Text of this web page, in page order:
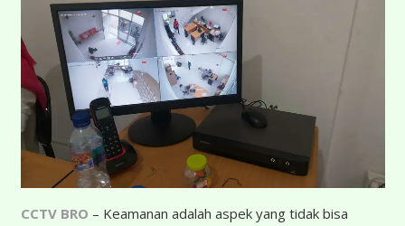
CCTV BRO – Keamanan adalah aspek yang tidak bisa